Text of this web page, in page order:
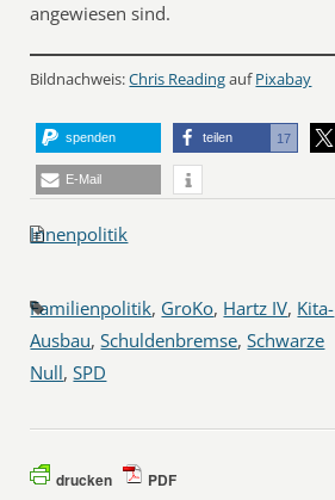
angewiesen sind.
Bildnachweis:Chris ReadingaufPixabay
spenden teilen 17
E-Mail
Innenpolitik
Familienpolitik, GroKo, Hartz IV, Kita-
Ausbau,Schuldenbremse,Schwarze
Null,SPD
drucken PDF